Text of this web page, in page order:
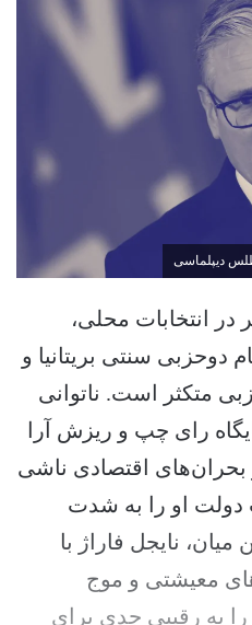
دیپلماسی
در انتخابات محلی،
دوحزبی سنتی بریتانیا و
متکثر است. ناتوانی
رای چپ و ریزش آرا
بحران‌های اقتصادی ناشی
دولت او را به شدت
نایجل فاراژ با
معیشتی و موج
به رقیبی جدی برای